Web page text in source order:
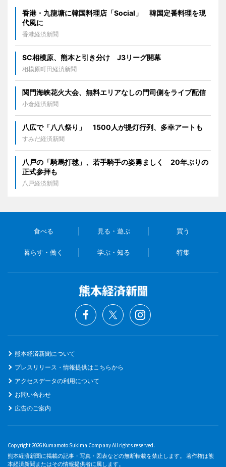
香港・九龍塘に韓国料理店「Social」 韓国定番料理を現
代風に
香港経済新聞
SC相模原、熊本と引き分け J3リーグ開幕
相模原町田経済新聞
関門海峡花火大会、無料エリアなしの門司側をライブ配信
小倉経済新聞
八広で「八八祭り」 1500人が提灯行列、多幸アートも
すみだ経済新聞
八戸の「騎馬打毬」、若手騎手の姿勇ましく 20年ぶりの
正式参拝も
八戸経済新聞
食べる 見る・遊ぶ 買う
暮らす・働く 学ぶ・知る 特集
熊本経済新聞について
プレスリリース・情報提供はこちらから
アクセスデータの利用について
お問い合わせ
広告のご案内
Copyright 2026 Kumamoto Sukima Company All rights reserved.
熊本経済新聞に掲載の記事・写真・図表などの無断転載を禁止します。 著作権は熊
本経済新聞またはその情報提供者に属します。